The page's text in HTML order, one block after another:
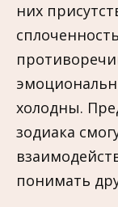
них
холодны.
зодиака
понимать